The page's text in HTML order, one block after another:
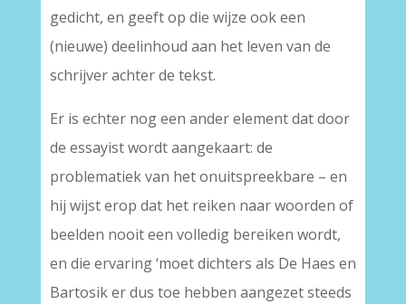
gedicht, en geeft op die wijze ook een
(nieuwe) deelinhoud aan het leven van de
schrijver achter de tekst.
Er is echter nog een ander element dat door
de essayist wordt aangekaart: de
problematiek van het onuitspreekbare – en
hij wijst erop dat het reiken naar woorden of
beelden nooit een volledig bereiken wordt,
en die ervaring ‘moet dichters als De Haes en
Bartosik er dus toe hebben aangezet steeds